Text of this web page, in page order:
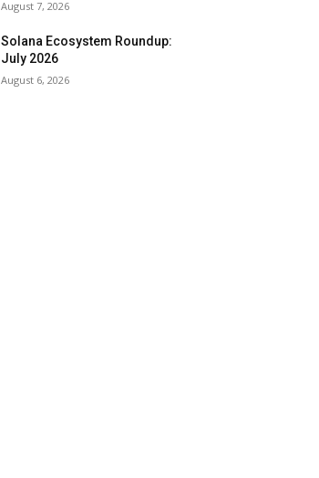
August 7, 2026
Solana Ecosystem Roundup:
July 2026
August 6, 2026